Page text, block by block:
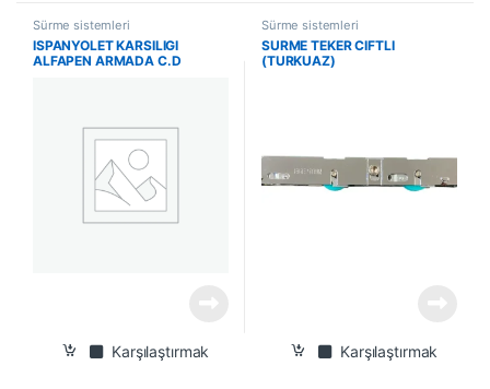
Sürme sistemleri
ISPANYOLET KARSILIGI
ALFAPEN ARMADA C.D
Karşılaştırmak
Sürme sistemleri
SURME TEKER CIFTLI
(TURKUAZ)
Karşılaştırmak